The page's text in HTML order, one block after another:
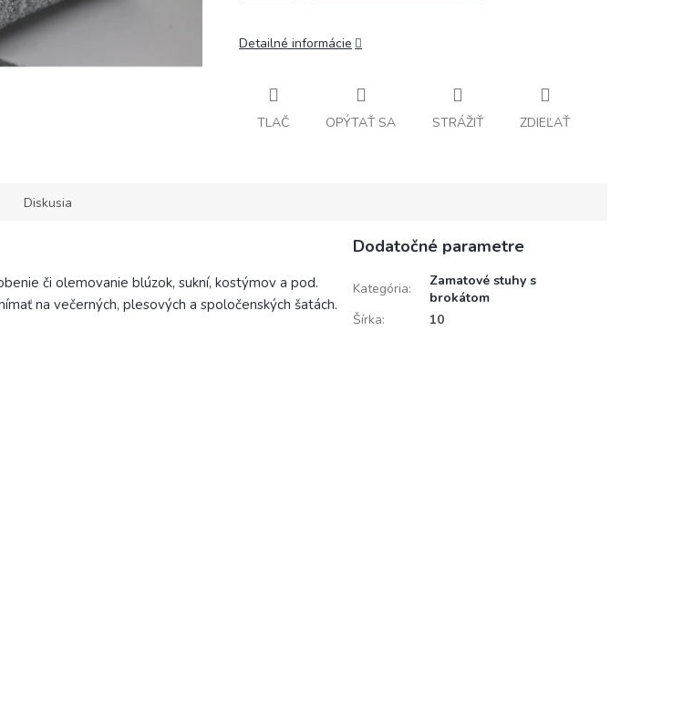
Detailné informácie
TLAČ OPÝTAŤ SA STRÁŽIŤ ZDIEĽAŤ
Diskusia
či olemovanie blúzok, sukní, kostýmov a pod.
na večerných, plesových a spoločenských šatách.
Dodatočné parametre
Kategória:
Zamatové stuhy s
brokátom
Šírka: 10